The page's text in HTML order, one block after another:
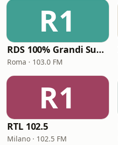
R1
RDS 100% Grandi Successi
Roma · 103.0 FM
R1
RTL 102.5
Milano · 102.5 FM